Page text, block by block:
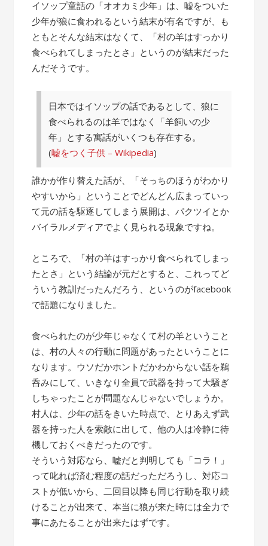
話”
イソップ童話の「オオカミ少年」は、嘘をついた
少年が狼に食われるという結末が有名ですが、も
ともとそんな結末はなくて、「村の羊はすっかり
食べられてしまったとさ」というのが結末だった
んだそうです。
日本ではイソップの話であるとして、狼に
食べられるのは羊ではなく「羊飼いの少
年」とする寓話がいくつも存在する。
(嘘をつく子供 – Wikipedia)
誰かが作り替えた話が、「そっちのほうがわかり
やすいから」ということでどんどん広まっていっ
て元の話を駆逐してしまう展開は、パクツイとか
バイラルメディアでよく見られる現象ですね。
ところで、「村の羊はすっかり食べられてしまっ
たとさ」という結論が元だとすると、これってど
ういう教訓だったんだろう、というのがfacebook
で話題になりました。
食べられたのが少年じゃなくて村の羊ということ
は、村の人々の行動に問題があったということに
なります。ウソだかホントだかわからない話を鵜
呑みにして、いきなり全員で武器を持って大騒ぎ
しちゃったことが問題なんじゃないでしょうか。
村人は、少年の話をきいた時点で、とりあえず武
器を持った人を索敵に出して、他の人は冷静に待
機しておくべきだったのです。
そういう対応なら、嘘だと判明しても「コラ！」
って叱れば済む程度の話だっただろうし、対応コ
ストが低いから、二回目以降も同じ行動を取り続
けることが出来て、本当に狼が来た時には全力で
事にあたることが出来たはずです。